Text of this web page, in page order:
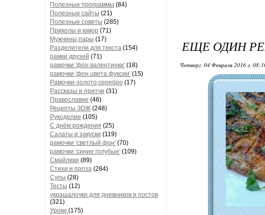
Полезные программы (84)
Полезные сайты (21)
Полезные советы (285)
Приколы и юмор (71)
Мужчины,пары (17)
Разделители для текста (154)
рамки друзей (71)
рамочки 'фон валентинки' (18)
рамочки 'фон цвета фуксии' (15)
Рамочки-золото,серебро (17)
Рассказы и притчи (31)
Православие (46)
Рецепты ЗОЖ (248)
Рукоделие (105)
С днём рождения (25)
Салаты и закуски (119)
рамочки 'светлый фон' (70)
рамочки 'синие голубые' (109)
Смайлики (89)
Стихи и проза (284)
Супы (28)
Тесты (12)
украшалочки для дневников и постов
(321)
Уроки (175)
ЕЩЕ ОДИН
Четверг, 04 Февраля 2016 г.